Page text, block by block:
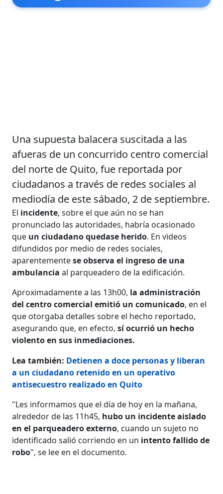
Una supuesta balacera suscitada a las
afueras de un concurrido centro comercial
del norte de Quito, fue reportada por
ciudadanos a través de redes sociales al
mediodía de este sábado, 2 de septiembre.
El incidente, sobre el que aún no se han
pronunciado las autoridades, habría ocasionado
que un ciudadano quedase herido. En videos
difundidos por medio de redes sociales,
aparentementese observa el ingreso de una
ambulancia al parqueadero de la edificación.
Aproximadamente a las 13h00, la administración
del centro comercial emitió un comunicado, en el
que otorgaba detalles sobre el hecho reportado,
asegurando que, en efecto,sí ocurrió un hecho
violento en sus inmediaciones.
Lea también: Detienen a doce personas y liberan
a un ciudadano retenido en un operativo
antisecuestro realizado en Quito
"Les informamos que el día de hoy en la mañana,
alrededor de las 11h45, hubo un incidente aislado
en el parqueadero externo, cuando un sujeto no
identificado salió corriendo en un intento fallido de
robo", se lee en el documento.